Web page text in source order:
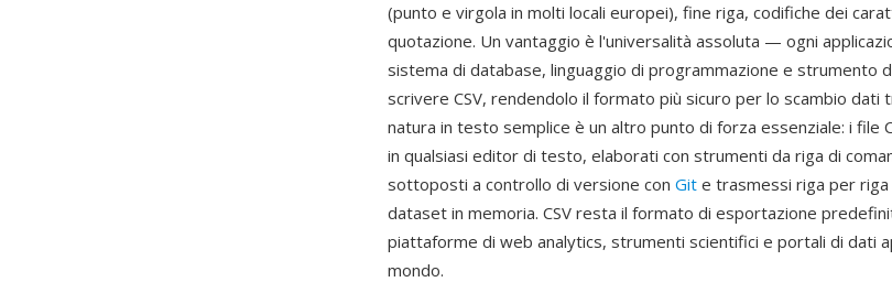
(punto e virgola in molti locali europei), fine riga, codifiche dei
quotazione. Un vantaggio è l'universalità assoluta — ogni
sistema di database, linguaggio di programmazione e strumento
scrivere CSV, rendendolo il formato più sicuro per lo scambio dati
natura in testo semplice è un altro punto di forza essenziale: i file
in qualsiasi editor di testo, elaborati con strumenti da riga di
sottoposti a controllo di versione con Git e trasmessi riga per
dataset in memoria. CSV resta il formato di esportazione
piattaforme di web analytics, strumenti scientifici e portali di dati
mondo.